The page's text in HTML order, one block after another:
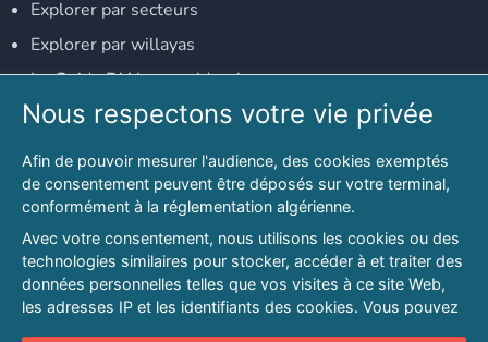
Explorer par secteurs
Explorer par willayas
Le Guide D'Alger, guide-alger.com
NOS RÉSEAUX SOCIAUX
Notre page Facebook
Notre page LinkedIn
Notre page Instagram
Notre page Twitter
Nous respectons votre vie privée
Afin de pouvoir mesurer l'audience, des cookies exemptés
de consentement peuvent être déposés sur votre terminal,
conformément à la réglementation algérienne.
Avec votre consentement, nous utilisons les cookies ou des
technologies similaires pour stocker, accéder à et traiter des
données personnelles telles que vos visites à ce site Web,
les adresses IP et les identifiants des cookies. Vous pouvez